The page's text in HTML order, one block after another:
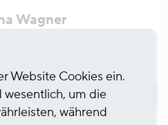
Wagner
Website Cookies ein.
wesentlich, um die
während